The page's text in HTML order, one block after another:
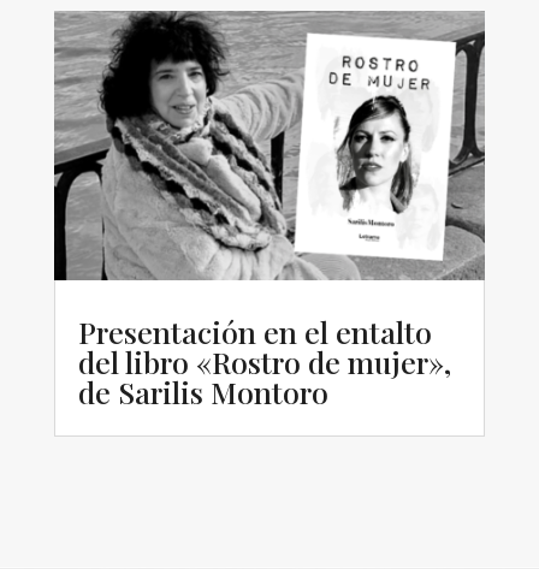
Presentación en el entalto
del libro «Rostro de mujer»,
de Sarilis Montoro